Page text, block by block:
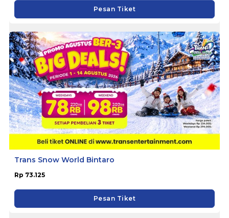
Pesan Tiket
Trans Snow World Bintaro
Rp 73.125
Pesan Tiket